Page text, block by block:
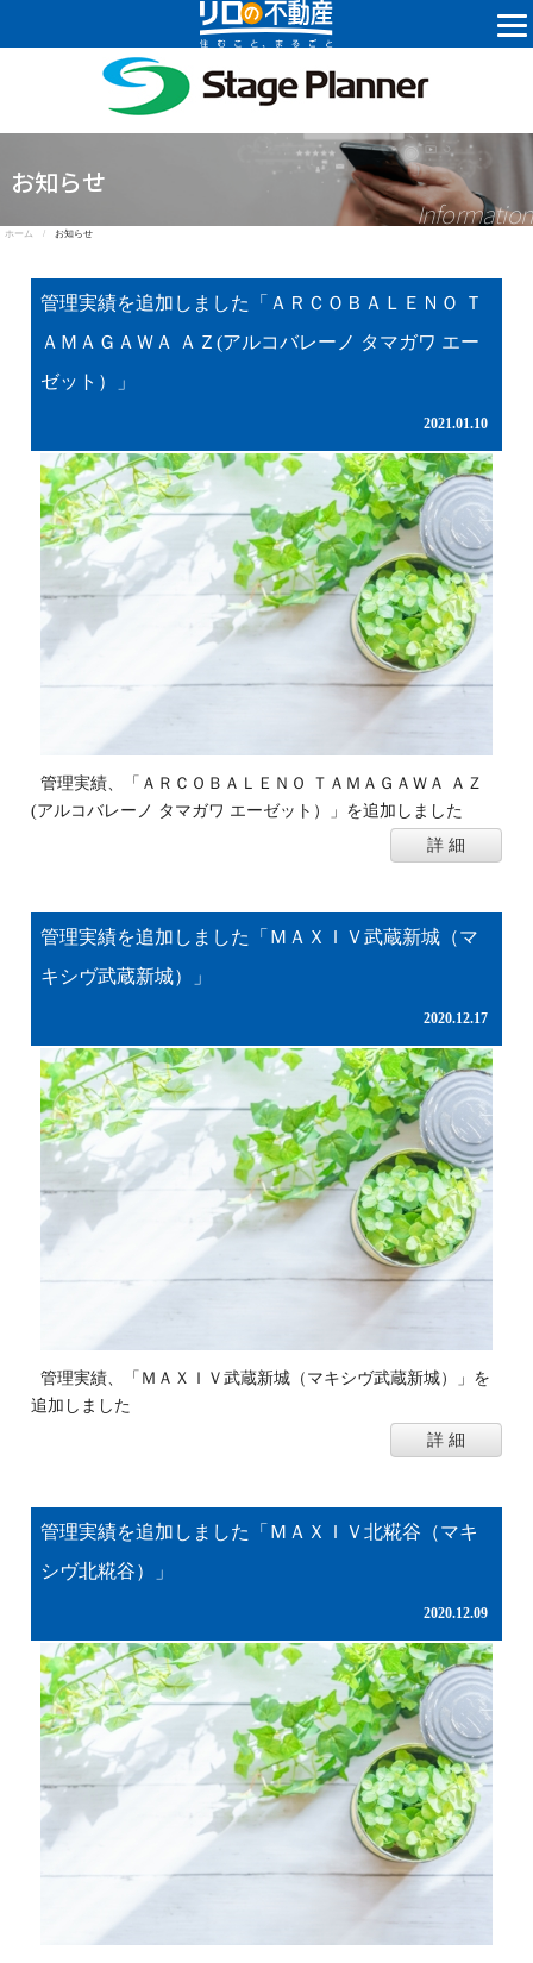
お知らせ
Information
ホーム /お知らせ
管理実績を追加しました「ＡＲＣＯＢＡＬＥＮＯ Ｔ
ＡＭＡＧＡＷＡ ＡＺ(アルコバレーノ タマガワ エー
ゼット）」
2021.01.10
管理実績、「ＡＲＣＯＢＡＬＥＮＯ ＴＡＭＡＧＡＷＡ ＡＺ
(アルコバレーノ タマガワ エーゼット）」を追加しました
詳 細
管理実績を追加しました「ＭＡＸＩＶ武蔵新城（マ
キシヴ武蔵新城）」
2020.12.17
管理実績、「ＭＡＸＩＶ武蔵新城（マキシヴ武蔵新城）」を
追加しました
詳 細
管理実績を追加しました「ＭＡＸＩＶ北糀谷（マキ
シヴ北糀谷）」
2020.12.09